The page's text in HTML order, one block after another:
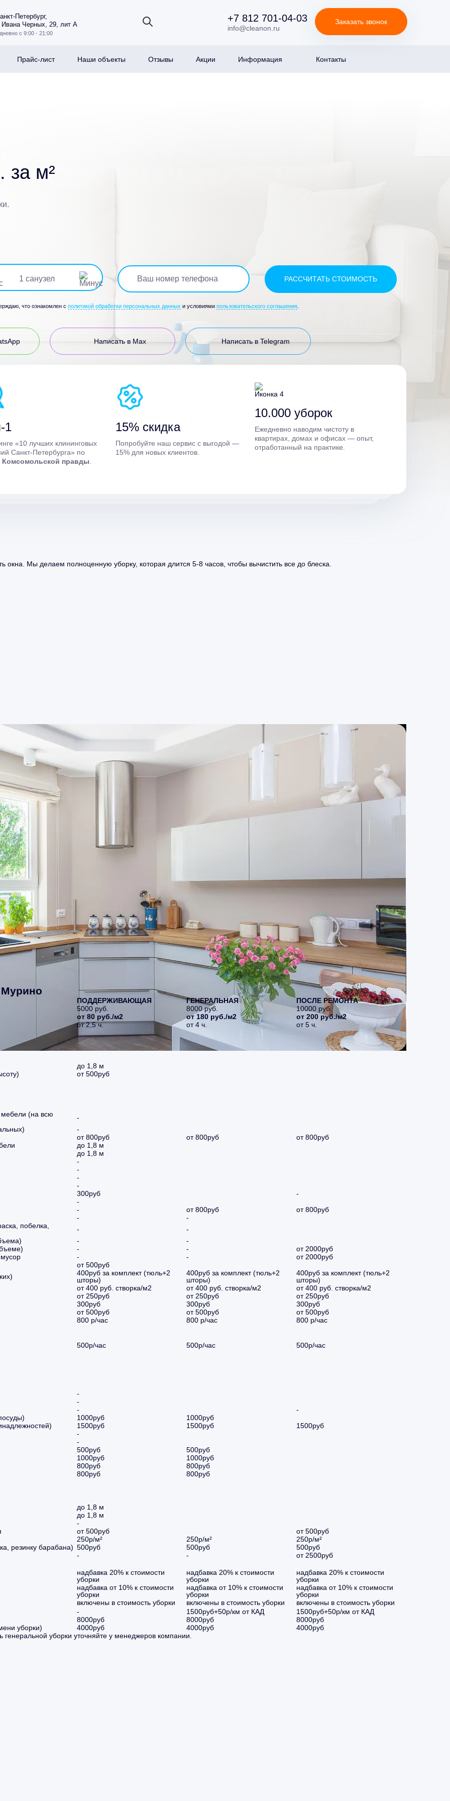
Петербург,
Ивана Черных, 29, лит А
с 9:00 - 21:00
+7 812 701-04-03
info@cleanon.ru
Заказать звонок
Прайс-лист Наши объекты Отзывы Акции Информация Контакты
за м²
1 санузел
что ознакомлен с политикой обработки персональных данных и условиями пользовательского соглашения
Написать в Max Написать в Telegram
1
«10 лучших клининговых
Санкт-Петербурга» по
Комсомольской правды
15% скидка
Попробуйте наш сервис с выгодой —
15% для новых клиентов.
10.000 уборок
Ежедневно наводим чистоту в
квартирах, домах и офисах — опыт,
отработанный на практике.
окна. Мы делаем полноценную уборку, которая длится 5-8 часов, чтобы вычистить все до блеска.
Мурино
ПОДДЕРЖИВАЮЩАЯ ГЕНЕРАЛЬНАЯ
ПОСЛЕ РЕМОНТА
5000 руб. 8000 руб.
10000 руб.
от 80 руб./м2 от 180 руб./м2
от 200 руб./м2
от 2,5 ч. от 4 ч.
от 5 ч.
до 1,8 м
от 500руб
мебели (на всю
-
-
от 800руб от 800руб
от 800руб
до 1,8 м
до 1,8 м
-
-
-
-
300руб
-
-
- от 800руб
от 800руб
-
-
побелка,
-
-
-
-
- -
от 2000руб
- -
от 2000руб
от 500руб
400руб за комплект (тюль+2
шторы)
400руб за комплект (тюль+2
шторы)
400руб за комплект (тюль+2
шторы)
от 400 руб. створка/м2 от 400 руб. створка/м2
от 400 руб. створка/м2
от 250руб от 250руб
от 250руб
300руб 300руб
300руб
от 500руб от 500руб
от 500руб
800 р/час 800 р/час
800 р/час
500р/час 500р/час
500р/час
-
-
-
-
1000руб
1000руб
1500руб 1500руб
1500руб
-
-
500руб
500руб
1000руб
1000руб
800руб
800руб
800руб
800руб
до 1,8 м
до 1,8 м
-
от 500руб
от 500руб
250р/м² 250р/м²
250р/м²
резинку барабана) 500руб 500руб
500руб
- -
от 2500руб
надбавка 20% к стоимости
уборки
надбавка 20% к стоимости
уборки
надбавка 20% к стоимости
уборки
надбавка от 10% к стоимости
уборки
надбавка от 10% к стоимости
уборки
надбавка от 10% к стоимости
уборки
включены в стоимость уборки включены в стоимость уборки
включены в стоимость уборки
- 1500руб+50р/км от КАД
1500руб+50р/км от КАД
8000руб 8000руб
8000руб
уборки)
4000руб 4000руб
4000руб
уборки уточняйте у менеджеров компании.